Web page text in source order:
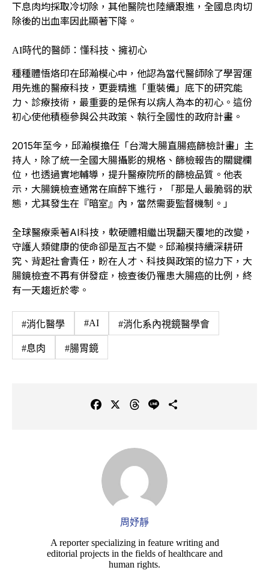
下息肉均採取冷切除，其他醫院也陸續跟進，全國息肉切
除後的出血率因此顯著下降。
AI時代的醫師：懂科技、擁初心
種種體悟烙印在邱瀚模心中，他認為當代醫師除了學習運
用先進的醫療科技，更要精進「重裝備」底下的研究能
力、診療技術，最重要的是保有以病人為本的初心。這份
初心使他積極參與公共政策、執行全國性的政府計畫。
2015年至今，邱瀚模擔任「台灣大腸直腸癌篩檢計畫」主
持人，除了統一全國大腸攝影的規格、篩檢報告的關鍵欄
位，也透過實地輔導，提升醫療院所的篩檢品質。他表
示，大腸鏡檢查通常在麻醉下進行，「那是人最脆弱的狀
態，尤其發生在『暗室』內，當然需要監督機制。」
全球醫療乘著AI科技，軟硬體相繼出現翻天覆地的改變，
守護人類健康的使命卻是亙古不變。邱瀚模持續深耕研
究、背起社會責任，盼在人才、科技與政策的協力下，大
腸鏡檢查不再有併發症，檢查後仍罹患大腸癌的比例，終
有一天趨近於零。
#消化醫學 #AI #消化系內視鏡醫學會
#息肉 #腸胃鏡
b
o
e
d
s
周妤靜
A reporter specializing in feature writing and
editorial projects in the fields of healthcare and
human rights.